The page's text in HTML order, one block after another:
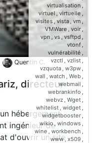
Quentin C.
directeur
hébergement
ingénieur de
d'ouvrir un site
virtualisation ,
virtuel, virtuelle ,
visites , vista , vm ,
VMWare , voir ,
vpn , vs , vsftpd ,
vtonf ,
vulnérabilité ,
vzctl , vzlist ,
vzquota , w3pw ,
wall , watch , Web ,
webmail ,
webrankinfo ,
webvz , Wget ,
whitelist , widget ,
widgetbooster ,
wikio, windows ,
wine , workbench ,
www, x509 ,